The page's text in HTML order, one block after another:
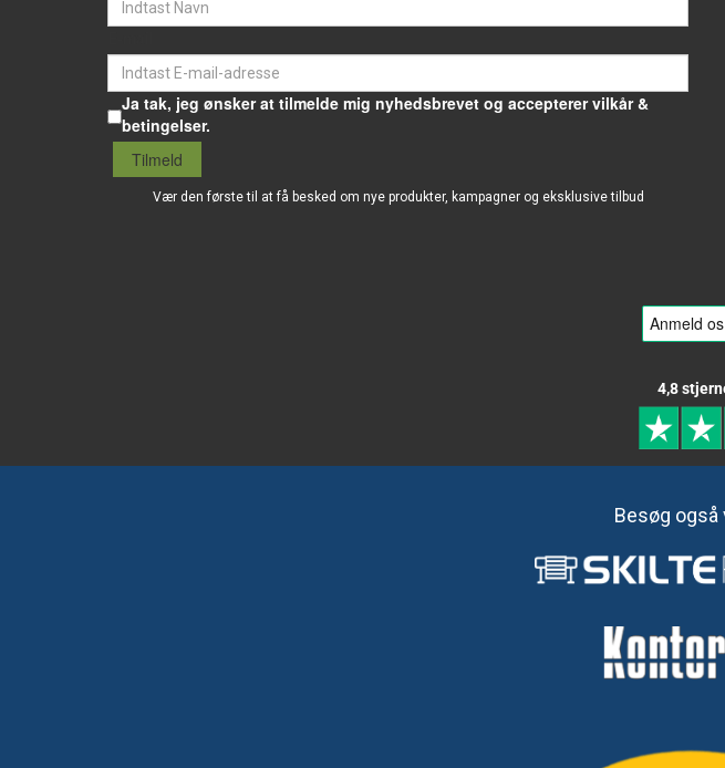
Ja tak, jeg ønsker at tilmelde mig nyhedsbrevet og accepterer vilkår &
betingelser.
Tilmeld
Vær den første til at få besked om nye produkter, kampagner og eksklusive tilbud
4,8
Besøg også